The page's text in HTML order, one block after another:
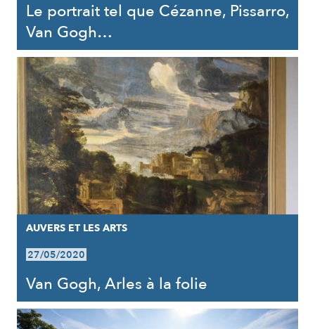
Le portrait tel que Cézanne, Pissarro,
Van Gogh…
AUVERS ET LES ARTS
27/05/2020
Van Gogh, Arles à la folie